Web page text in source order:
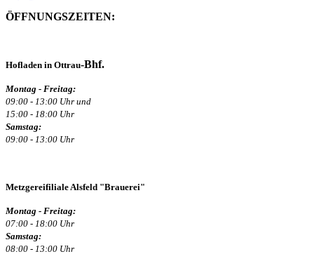
ÖFFNUNGSZEITEN:
Hofladen in Ottrau-Bhf.
Montag - Freitag:
09:00 - 13:00 Uhr und
15:00 - 18:00 Uhr
Samstag:
09:00 - 13:00 Uhr
Metzgereifiliale Alsfeld "Brauerei"
Montag - Freitag:
07:00 - 18:00 Uhr
Samstag:
08:00 - 13:00 Uhr